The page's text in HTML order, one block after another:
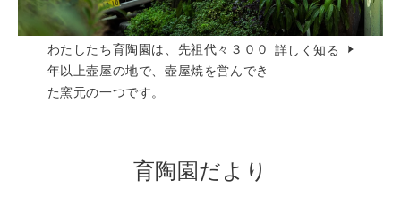
わたしたち育陶園は、先祖代々３００
年以上壺屋の地で、壺屋焼を営んでき
た窯元の一つです。
詳しく知る
育陶園だより